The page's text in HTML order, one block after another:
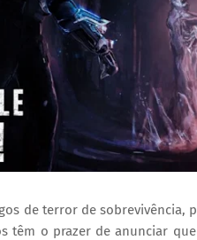
de terror de sobrevivência,
têm o prazer de anunciar que